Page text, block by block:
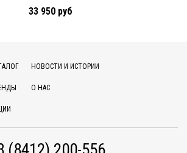
33 950 руб
НОВОСТИ И ИСТОРИИ
О НАС